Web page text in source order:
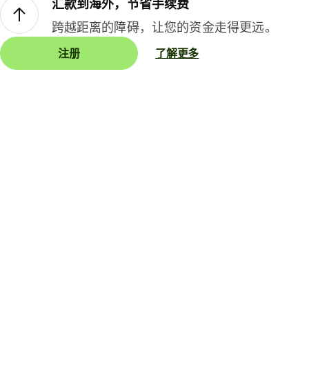
汇款到海外，节省手续费
跨越距离的障碍，让您的资金走得更远。
注册 了解更多